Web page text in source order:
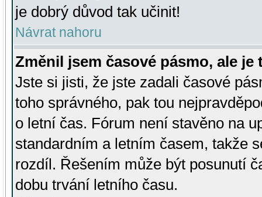
je dobrý důvod tak učinit!
Návrat nahoru
Změnil jsem časové pásmo, ale je
Jste si jisti, že jste zadali časové
toho správného, pak tou
o letní čas. Fórum není stavěno na
standardním a letním časem, takže
rozdíl. Řešením může být posunutí
dobu trvání letního času.